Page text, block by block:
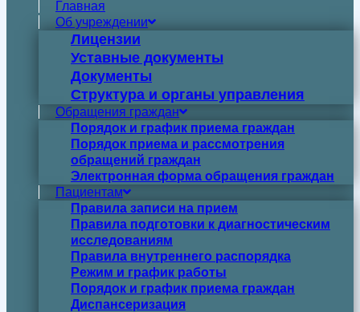
Главная
Об учреждении
Лицензии
Уставные документы
Документы
Структура и органы управления
Обращения граждан
Порядок и график приема граждан
Порядок приема и рассмотрения
обращений граждан
Электронная форма обращения граждан
Пациентам
Правила записи на прием
Правила подготовки к диагностическим
исследованиям
Правила внутреннего распорядка
Режим и график работы
Порядок и график приема граждан
Диспансеризация